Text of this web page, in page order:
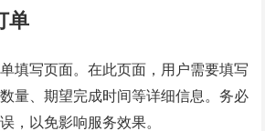
单
填写页面。在此页面，用户需要填写
量、期望完成时间等详细信息。务必
，以免影响服务效果。